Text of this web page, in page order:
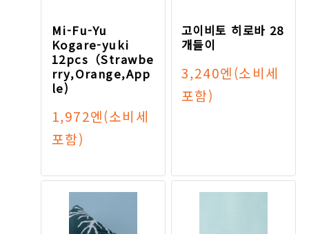
Mi-Fu-Yu
Kogare-yuki
12pcs（Strawbe
rry,Orange,App
le)
1,972엔(소비세
포함)
고이비토 히로바 28
개들이
3,240엔(소비세
포함)